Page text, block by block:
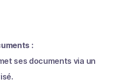
:
ses documents via un